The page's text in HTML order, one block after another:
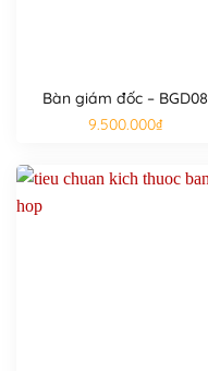
Bàn giám đốc – BGD08
9.500.000₫